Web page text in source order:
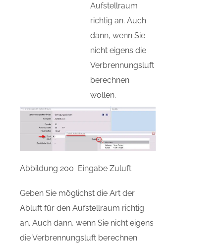
Aufstellraum
richtig an. Auch
dann, wenn Sie
nicht eigens die
Verbrennungsluft
berechnen
wollen.
Abbildung 200 Eingabe Zuluft
Geben Sie möglichst die Art der
Abluft für den Aufstellraum richtig
an. Auch dann, wenn Sie nicht eigens
die Verbrennungsluft berechnen